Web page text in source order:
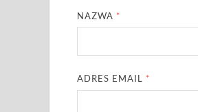
NAZWA *
ADRES EMAIL *